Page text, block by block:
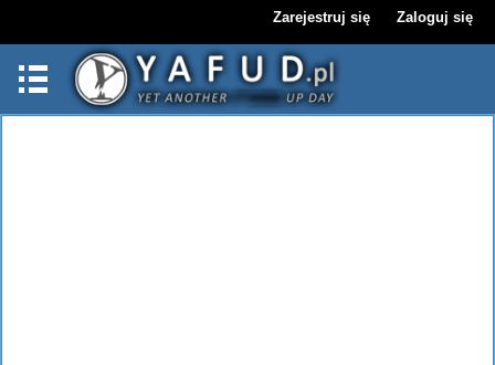
Zarejestruj się Zaloguj się